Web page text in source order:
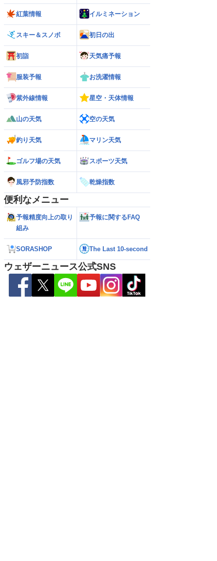
】台風の影響に要
の心配も
【ゲリラ雷雨】長野県で1時間に約
録的短時間大雨
紅葉情報 イルミネーション
スキー＆スノボ 初日の出
初詣 天気痛予報
服装予報 お洗濯情報
紫外線情報 星空・天体情報
山の天気 空の天気
釣り天気 マリン天気
ゴルフ場の天気 スポーツ天気
風邪予防指数 乾燥指数
便利なメニュー
予報精度向上の取り
組み
予報に関するFAQ
SORASHOP The Last 10-second
ウェザーニュース公式SNS